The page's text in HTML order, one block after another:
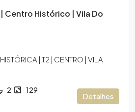
Centro Histórico | Vila Do
| T2 | CENTRO | VILA
2 129
Detalhes